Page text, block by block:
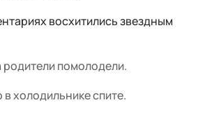
восхитились звездным
помолодели.
холодильнике спите.